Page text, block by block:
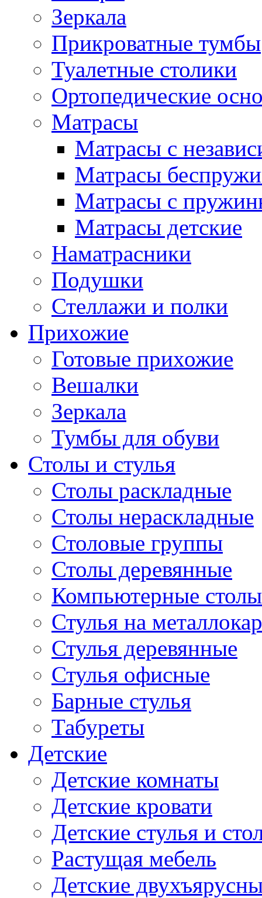
Зеркала
Прикроватные тумбы
Туалетные столики
Ортопедические
Матрасы
Матрасы с
Матрасы
Матрасы с
Матрасы детские
Наматрасники
Подушки
Стеллажи и полки
Прихожие
Готовые прихожие
Вешалки
Зеркала
Тумбы для обуви
Столы и стулья
Столы раскладные
Столы нераскладные
Столовые группы
Столы деревянные
Компьютерные столы
Стулья на
Стулья деревянные
Стулья офисные
Барные стулья
Табуреты
Детские
Детские комнаты
Детские кровати
Детские стулья и
Растущая мебель
Детские